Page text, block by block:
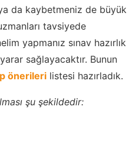
da kaybetmeniz de büyük
tavsiyede
yapmanız sınav hazırlık
sağlayacaktır. Bunun
önerileri listesi hazırladık.
şu şekildedir: